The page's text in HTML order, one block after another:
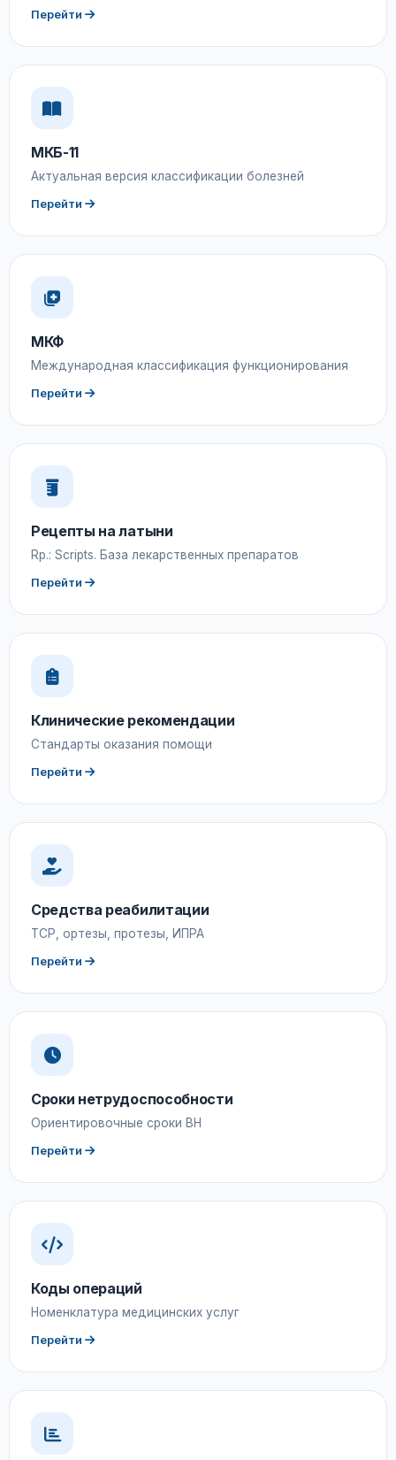
Перейти
МКБ-11
Актуальная версия классификации болезней
Перейти
МКФ
Международная классификация функционирования
Перейти
Рецепты на латыни
Rp.: Scripts. База лекарственных препаратов
Перейти
Клинические рекомендации
Стандарты оказания помощи
Перейти
Средства реабилитации
ТСР, ортезы, протезы, ИПРА
Перейти
Сроки нетрудоспособности
Ориентировочные сроки ВН
Перейти
Коды операций
Номенклатура медицинских услуг
Перейти